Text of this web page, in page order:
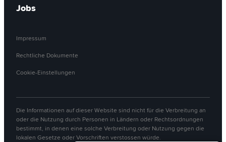
Jobs
Impressum
Rechtliche Dokumente
Cookie-Einstellungen
Die Informationen auf dieser Website sind nicht für die Verbreitung an
oder die Nutzung durch Personen in Ländern oder Rechtsordnungen
bestimmt, in denen eine solche Verbreitung oder Nutzung gegen die
lokalen Gesetze oder Vorschriften verstossen würde.